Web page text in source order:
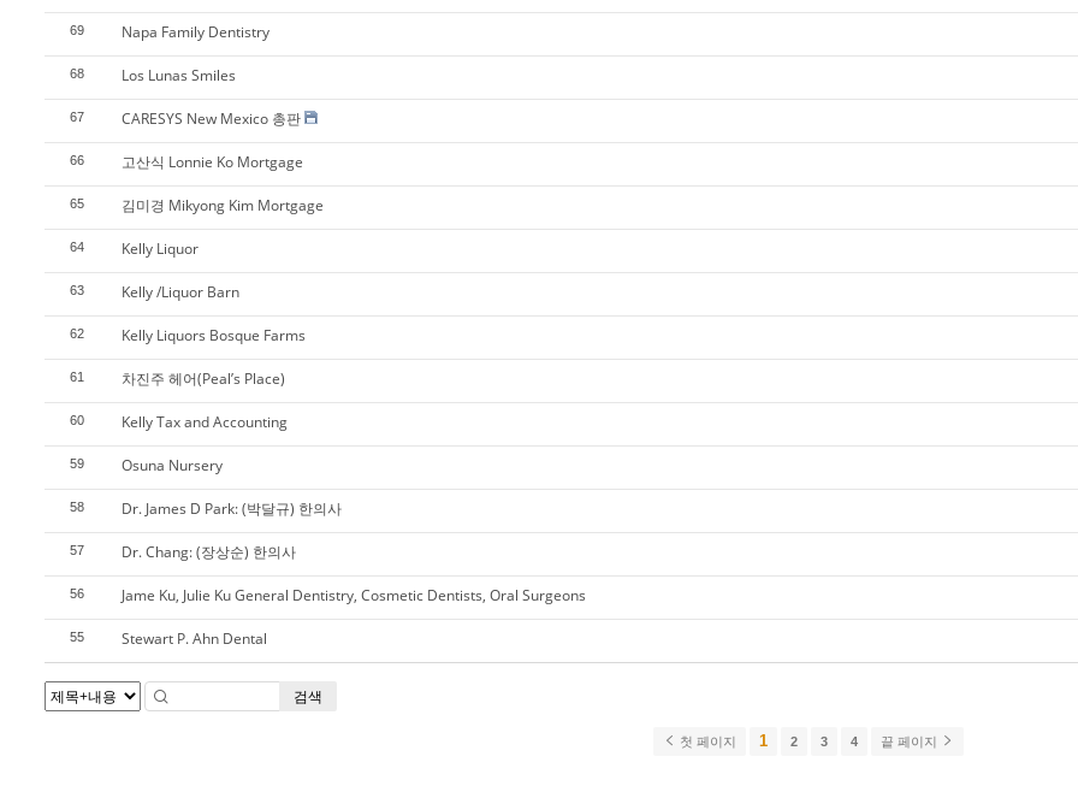
69 Napa Family Dentistry
68 Los Lunas Smiles
67 CARESYS New Mexico 총판
66 고산식 Lonnie Ko Mortgage
65 김미경 Mikyong Kim Mortgage
64 Kelly Liquor
63 Kelly /Liquor Barn
62 Kelly Liquors Bosque Farms
61 차진주 헤어(Peal’s Place)
60 Kelly Tax and Accounting
59 Osuna Nursery
58 Dr. James D Park: (박달규) 한의사
57 Dr. Chang: (장상순) 한의사
56 Jame Ku, Julie Ku General Dentistry, Cosmetic Dentists, Oral Surgeons
55 Stewart P. Ahn Dental
검색
첫 페이지 1 2 3 4 끝 페이지